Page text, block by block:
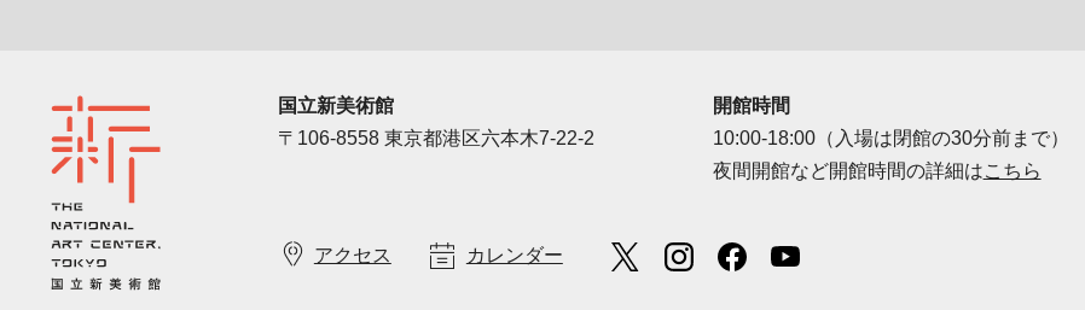
国立新美術館
〒106-8558 東京都港区六本木7-22-2
開館時間
10:00-18:00（入場は閉館の30分前まで）
夜間開館など開館時間の詳細はこちら
アクセス カレンダー